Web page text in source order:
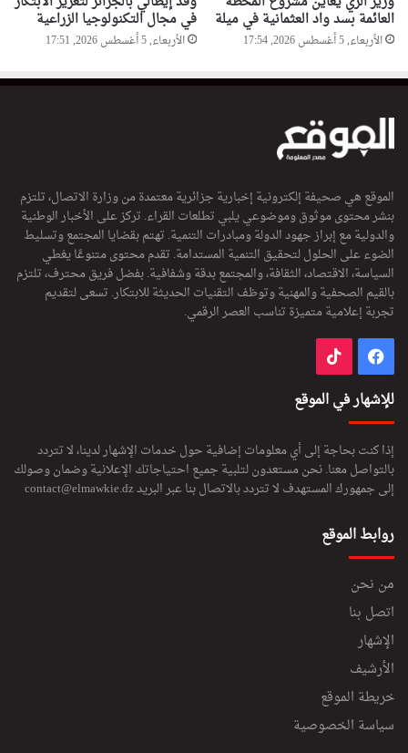
العائمة بسد واد العثمانية في ميلة
الأربعاء, 5 أغسطس 2026, 17:54
في مجال التكنولوجيا الزراعية
الأربعاء, 5 أغسطس 2026, 17:51
الموقع هي صحيفة إلكترونية إخبارية جزائرية معتمدة من وزارة الاتصال، تلتزم
بنشر محتوى موثوق وموضوعي يلبي تطلعات القراء. تركز على الأخبار الوطنية
والدولية مع إبراز جهود الدولة ومبادرات التنمية. تهتم بقضايا المجتمع وتسليط
الضوء على الحلول لتحقيق التنمية المستدامة. تقدم محتوى متنوعًا يغطي
السياسة، الاقتصاد، الثقافة، والمجتمع بدقة وشفافية. بفضل فريق محترف، تلتزم
بالقيم الصحفية والمهنية وتوظف التقنيات الحديثة للابتكار. تسعى لتقديم
تجربة إعلامية متميزة تناسب العصر الرقمي.
فيسبوك
للإشهار في الموقع
إذا كنت بحاجة إلى أي معلومات إضافية حول خدمات الإشهار لدينا، لا تتردد
بالتواصل معنا. نحن مستعدون لتلبية جميع احتياجاتك الإعلانية وضمان وصولك
إلى جمهورك المستهدف لا تتردد بالاتصال بنا عبر البريدcontact@elmawkie.dz
روابط الموقع
من نحن
اتصل بنا
الإشهار
الأرشيف
خريطة الموقع
سياسة الخصوصية